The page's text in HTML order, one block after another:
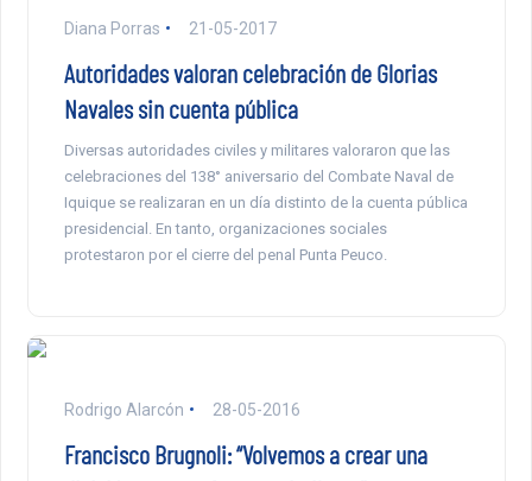
Diana Porras 21-05-2017
Autoridades valoran celebración de Glorias
Navales sin cuenta pública
Diversas autoridades civiles y militares valoraron que las
celebraciones del 138° aniversario del Combate Naval de
Iquique se realizaran en un día distinto de la cuenta pública
presidencial. En tanto, organizaciones sociales
protestaron por el cierre del penal Punta Peuco.
Rodrigo Alarcón 28-05-2016
Francisco Brugnoli: “Volvemos a crear una